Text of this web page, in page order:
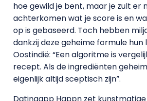
hoe gewild je bent, maar je zult er
achterkomen wat je score is en
op is gebaseerd. Toch hebben
dankzij deze geheime formule hun
Oostindië: “Een algoritme is
recept. Als de ingrediënten
eigenlijk altijd sceptisch zijn”.